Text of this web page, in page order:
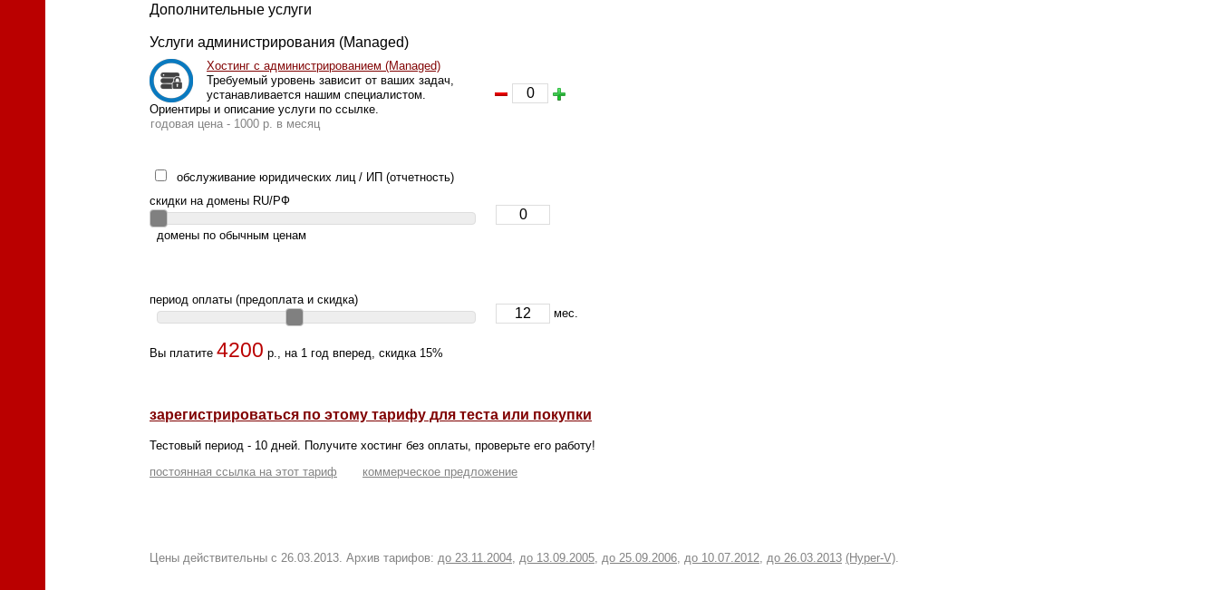
Дополнительные услуги
Услуги администрирования (Managed)
Хостинг с администрированием (Managed)
Требуемый уровень зависит от ваших задач,
устанавливается нашим специалистом.
Ориентиры и описание услуги по ссылке.
годовая цена - 1000 р. в месяц
обслуживание юридических лиц / ИП (отчетность)
скидки на домены RU/РФ
домены по обычным ценам
период оплаты (предоплата и скидка)
мес.
Вы платите 4200 р., на 1 год вперед, скидка 15%
зарегистрироваться по этому тарифу для теста или покупки
Тестовый период - 10 дней. Получите хостинг без оплаты, проверьте его работу!
постоянная ссылка на этот тариф
коммерческое предложение
Цены действительны с 26.03.2013. Архив тарифов: до 23.11.2004, до 13.09.2005, до 25.09.2006, до 10.07.2012, до 26.03.2013 (Hyper-V).